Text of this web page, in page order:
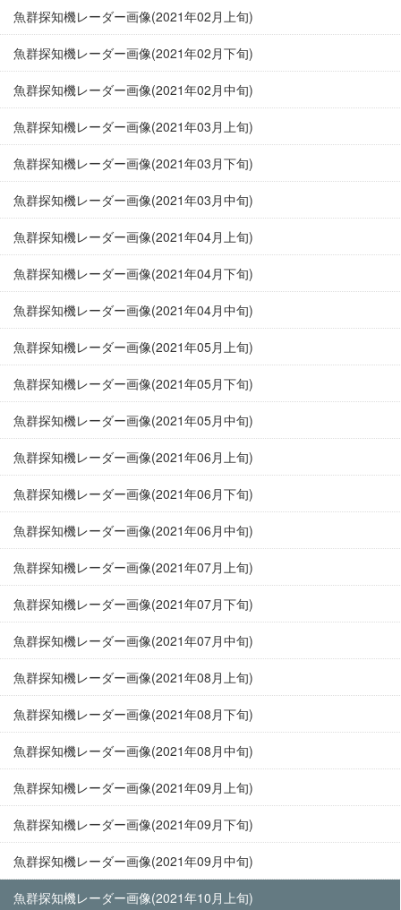
魚群探知機レーダー画像(2021年02月上旬)
魚群探知機レーダー画像(2021年02月下旬)
魚群探知機レーダー画像(2021年02月中旬)
魚群探知機レーダー画像(2021年03月上旬)
魚群探知機レーダー画像(2021年03月下旬)
魚群探知機レーダー画像(2021年03月中旬)
魚群探知機レーダー画像(2021年04月上旬)
魚群探知機レーダー画像(2021年04月下旬)
魚群探知機レーダー画像(2021年04月中旬)
魚群探知機レーダー画像(2021年05月上旬)
魚群探知機レーダー画像(2021年05月下旬)
魚群探知機レーダー画像(2021年05月中旬)
魚群探知機レーダー画像(2021年06月上旬)
魚群探知機レーダー画像(2021年06月下旬)
魚群探知機レーダー画像(2021年06月中旬)
魚群探知機レーダー画像(2021年07月上旬)
魚群探知機レーダー画像(2021年07月下旬)
魚群探知機レーダー画像(2021年07月中旬)
魚群探知機レーダー画像(2021年08月上旬)
魚群探知機レーダー画像(2021年08月下旬)
魚群探知機レーダー画像(2021年08月中旬)
魚群探知機レーダー画像(2021年09月上旬)
魚群探知機レーダー画像(2021年09月下旬)
魚群探知機レーダー画像(2021年09月中旬)
魚群探知機レーダー画像(2021年10月上旬)